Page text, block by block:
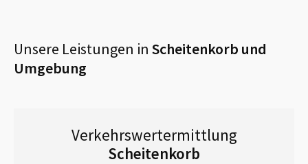
Unsere Leistungen in Scheitenkorb und
Umgebung
Verkehrswertermittlung
Scheitenkorb